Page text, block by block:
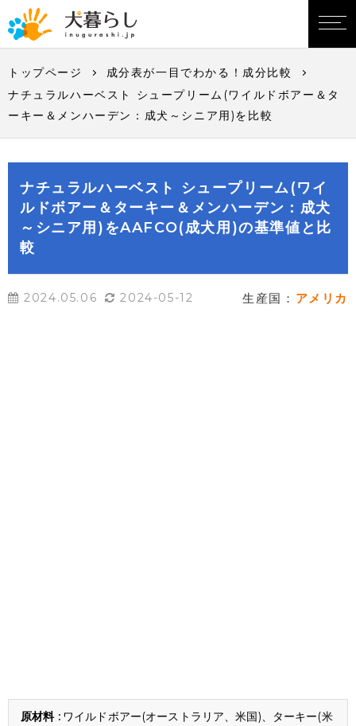
トップページ
成分表が一目でわかる！成分比較
ナチュラルハーベスト シュープリーム(ワイルドボアー＆タ
ーキー＆メンハーデン：成犬～シニア用)を比較
ナチュラルハーベスト シュープリーム(ワイ
ルドボアー＆ターキー＆メンハーデン：成犬
～シニア用)をAAFCO(成犬用)の基準値と比
較
2024.05.06 2024-05-12 生産国： アメリカ
ワイルドボアー(オーストラリア、米国)、ターキー(米